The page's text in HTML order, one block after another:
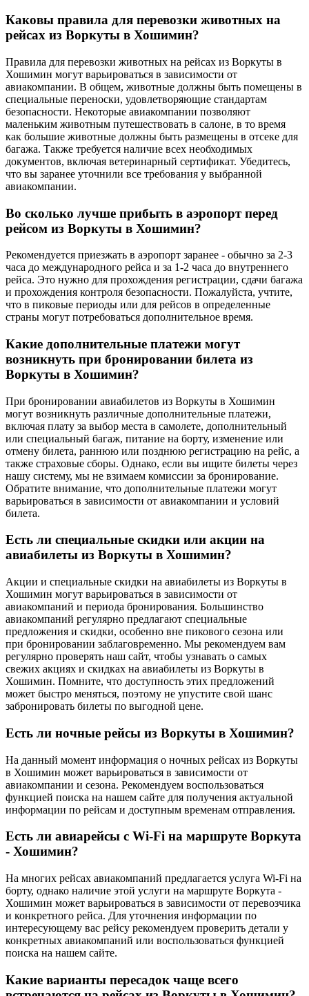
Каковы правила для перевозки животных на
рейсах из Воркуты в Хошимин?
Правила для перевозки животных на рейсах из Воркуты в
Хошимин могут варьироваться в зависимости от
авиакомпании. В общем, животные должны быть помещены в
специальные переноски, удовлетворяющие стандартам
безопасности. Некоторые авиакомпании позволяют
маленьким животным путешествовать в салоне, в то время
как большие животные должны быть размещены в отсеке для
багажа. Также требуется наличие всех необходимых
документов, включая ветеринарный сертификат. Убедитесь,
что вы заранее уточнили все требования у выбранной
авиакомпании.
Во сколько лучше прибыть в аэропорт перед
рейсом из Воркуты в Хошимин?
Рекомендуется приезжать в аэропорт заранее - обычно за 2-3
часа до международного рейса и за 1-2 часа до внутреннего
рейса. Это нужно для прохождения регистрации, сдачи багажа
и прохождения контроля безопасности. Пожалуйста, учтите,
что в пиковые периоды или для рейсов в определенные
страны могут потребоваться дополнительное время.
Какие дополнительные платежи могут
возникнуть при бронировании билета из
Воркуты в Хошимин?
При бронировании авиабилетов из Воркуты в Хошимин
могут возникнуть различные дополнительные платежи,
включая плату за выбор места в самолете, дополнительный
или специальный багаж, питание на борту, изменение или
отмену билета, раннюю или позднюю регистрацию на рейс, а
также страховые сборы. Однако, если вы ищите билеты через
нашу систему, мы не взимаем комиссии за бронирование.
Обратите внимание, что дополнительные платежи могут
варьироваться в зависимости от авиакомпании и условий
билета.
Есть ли специальные скидки или акции на
авиабилеты из Воркуты в Хошимин?
Акции и специальные скидки на авиабилеты из Воркуты в
Хошимин могут варьироваться в зависимости от
авиакомпаний и периода бронирования. Большинство
авиакомпаний регулярно предлагают специальные
предложения и скидки, особенно вне пикового сезона или
при бронировании заблаговременно. Мы рекомендуем вам
регулярно проверять наш сайт, чтобы узнавать о самых
свежих акциях и скидках на авиабилеты из Воркуты в
Хошимин. Помните, что доступность этих предложений
может быстро меняться, поэтому не упустите свой шанс
забронировать билеты по выгодной цене.
Есть ли ночные рейсы из Воркуты в Хошимин?
На данный момент информация о ночных рейсах из Воркуты
в Хошимин может варьироваться в зависимости от
авиакомпании и сезона. Рекомендуем воспользоваться
функцией поиска на нашем сайте для получения актуальной
информации по рейсам и доступным временам отправления.
Есть ли авиарейсы с Wi-Fi на маршруте Воркута
- Хошимин?
На многих рейсах авиакомпаний предлагается услуга Wi-Fi на
борту, однако наличие этой услуги на маршруте Воркута -
Хошимин может варьироваться в зависимости от перевозчика
и конкретного рейса. Для уточнения информации по
интересующему вас рейсу рекомендуем проверить детали у
конкретных авиакомпаний или воспользоваться функцией
поиска на нашем сайте.
Какие варианты пересадок чаще всего